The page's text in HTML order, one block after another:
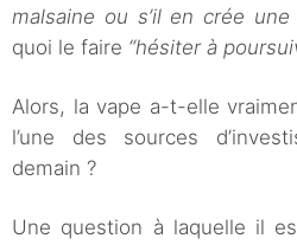
malsaine ou s’il en crée
quoi le faire “hésiter à
Alors, la vape a-t-elle
l’une des sources
demain ?
Une question à laquelle il